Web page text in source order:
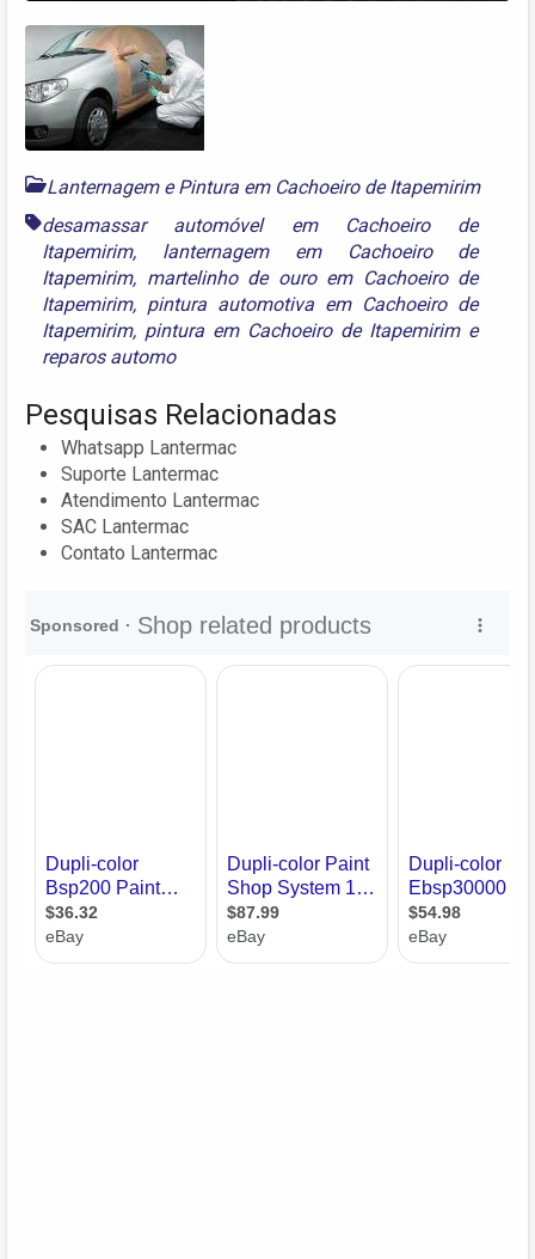
Lanternagem e Pintura em Cachoeiro de Itapemirim
desamassar automóvel em Cachoeiro de
Itapemirim, lanternagem em Cachoeiro de
Itapemirim, martelinho de ouro em Cachoeiro de
Itapemirim, pintura automotiva em Cachoeiro de
Itapemirim, pintura em Cachoeiro de Itapemirime
reparos automo
Pesquisas Relacionadas
Whatsapp Lantermac
Suporte Lantermac
Atendimento Lantermac
SAC Lantermac
Contato Lantermac